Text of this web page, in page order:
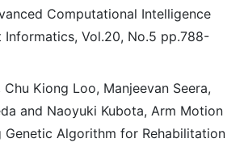
Computational Intelligence
Informatics, Vol.20, No.5 pp.788-
Kiong Loo, Manjeevan Seera,
and Naoyuki Kubota, Arm Motion
Genetic Algorithm for Rehabilitation